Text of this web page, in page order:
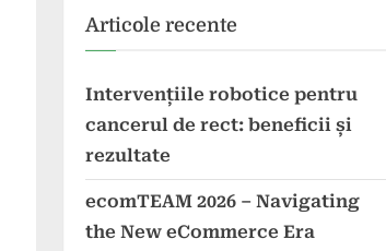
Articole recente
Intervențiile robotice pentru
cancerul de rect: beneficii și
rezultate
ecomTEAM 2026 – Navigating
the New eCommerce Era